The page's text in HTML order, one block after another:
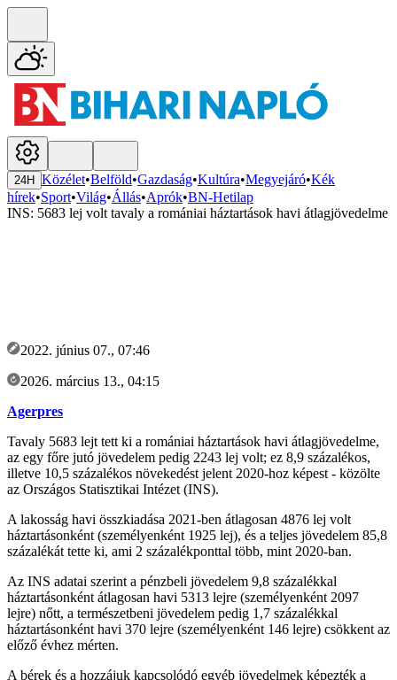
24H Közélet•Belföld•Gazdaság•Kultúra•Megyejáró•Kék
hírek•Sport•Világ•Állás•Aprók•BN-Hetilap
INS: 5683 lej volt tavaly a romániai háztartások havi átlagjövedelme
2022. június 07., 07:46
2026. március 13., 04:15
Agerpres
Tavaly 5683 lejt tett ki a romániai háztartások havi átlagjövedelme,
az egy főre jutó jövedelem pedig 2243 lej volt; ez 8,9 százalékos,
illetve 10,5 százalékos növekedést jelent 2020-hoz képest - közölte
az Országos Statisztikai Intézet (INS).
A lakosság havi összkiadása 2021-ben átlagosan 4876 lej volt
háztartásonként (személyenként 1925 lej), és a teljes jövedelem 85,8
százalékát tette ki, ami 2 százalékponttal több, mint 2020-ban.
Az INS adatai szerint a pénzbeli jövedelem 9,8 százalékkal
háztartásonként átlagosan havi 5313 lejre (személyenként 2097
lejre) nőtt, a természetbeni jövedelem pedig 1,7 százalékkal
háztartásonként havi 370 lejre (személyenként 146 lejre) csökkent az
előző évhez mérten.
A bérek és a hozzájuk kapcsolódó egyéb jövedelmek képezték a